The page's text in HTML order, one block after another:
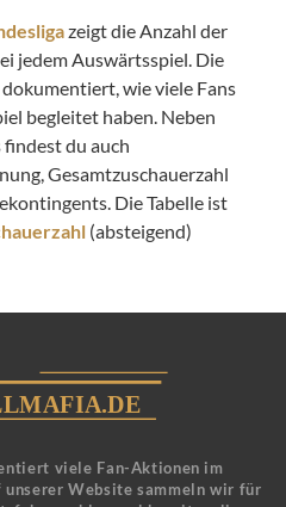
zeigt die Anzahl der
jedem Auswärtsspiel. Die
wie viele Fans
begleitet haben. Neben
du auch
Gesamtzuschauerzahl
Die Tabelle ist
(absteigend)
viele Fan-Aktionen im
unserer Website sammeln wir für